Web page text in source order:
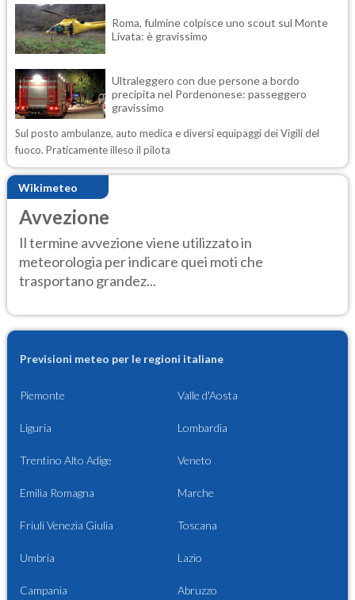
Roma, fulmine colpisce uno scout sul Monte
Livata: è gravissimo
Ultraleggero con due persone a bordo
precipita nel Pordenonese: passeggero
gravissimo
Sul posto ambulanze, auto medica e diversi equipaggi dei Vigili del
fuoco. Praticamente illeso il pilota
Wikimeteo
Avvezione
Il termine avvezione viene utilizzato in
meteorologia per indicare quei moti che
trasportano grandez...
Previsioni meteo per le regioni italiane
Piemonte Valle d'Aosta
Liguria Lombardia
Trentino Alto Adige Veneto
Emilia Romagna Marche
Friuli Venezia Giulia Toscana
Umbria Lazio
Campania Abruzzo